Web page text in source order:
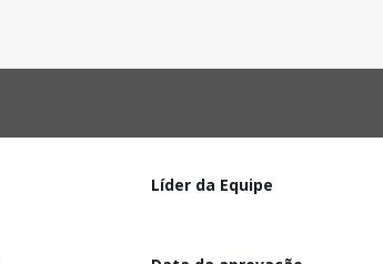
Líder da Equipe